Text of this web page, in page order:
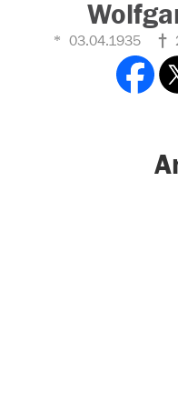
03.04.1935